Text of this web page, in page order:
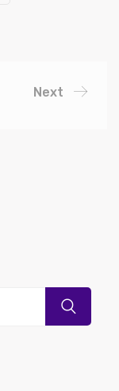
Next